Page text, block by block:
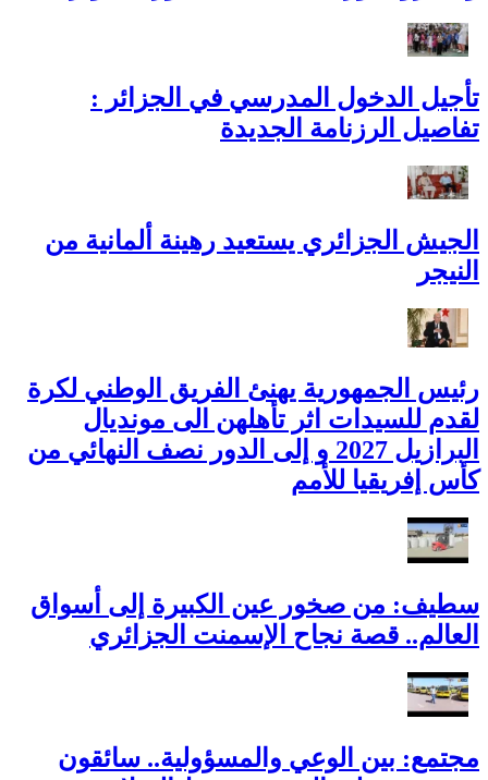
تأجيل الدخول المدرسي في الجزائر :
تفاصيل الرزنامة الجديدة
الجيش الجزائري يستعيد رهينة ألمانية من
النيجر
رئيس الجمهورية يهنئ الفريق الوطني لكرة
لقدم للسيدات اثر تأهلهن الى مونديال
البرازيل 2027 و إلى الدور نصف النهائي من
كأس إفريقيا للأمم
سطيف: من صخور عين الكبيرة إلى أسواق
العالم.. قصة نجاح الإسمنت الجزائري
مجتمع: بين الوعي والمسؤولية.. سائقون